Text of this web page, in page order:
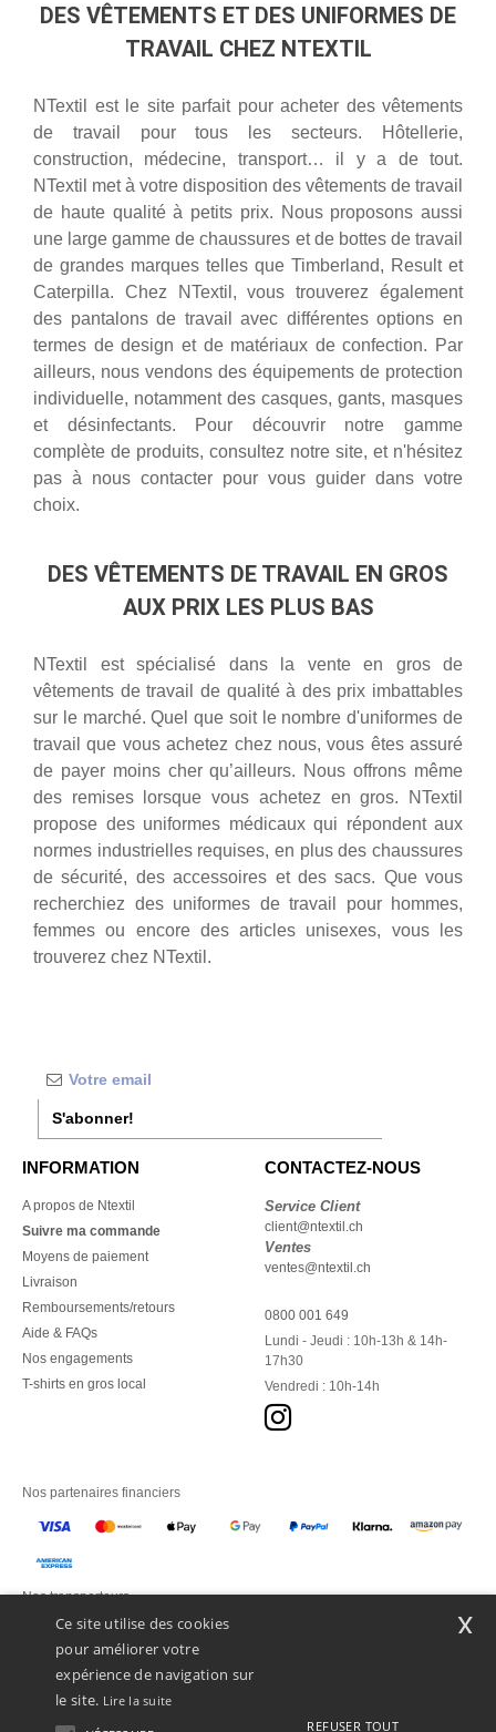
DES VÊTEMENTS ET DES UNIFORMES DE
TRAVAIL CHEZ NTEXTIL
NTextil est le site parfait pour acheter des vêtements
de travail pour tous les secteurs. Hôtellerie,
construction, médecine, transport… il y a de tout.
NTextil met à votre disposition des vêtements de travail
de haute qualité à petits prix. Nous proposons aussi
une large gamme de chaussures et de bottes de travail
de grandes marques telles que Timberland, Result et
Caterpilla. Chez NTextil, vous trouverez également
des pantalons de travail avec différentes options en
termes de design et de matériaux de confection. Par
ailleurs, nous vendons des équipements de protection
individuelle, notamment des casques, gants, masques
et désinfectants. Pour découvrir notre gamme
complète de produits, consultez notre site, et n'hésitez
pas à nous contacter pour vous guider dans votre
choix.
DES VÊTEMENTS DE TRAVAIL EN GROS
AUX PRIX LES PLUS BAS
NTextil est spécialisé dans la vente en gros de
vêtements de travail de qualité à des prix imbattables
sur le marché. Quel que soit le nombre d'uniformes de
travail que vous achetez chez nous, vous êtes assuré
de payer moins cher qu’ailleurs. Nous offrons même
des remises lorsque vous achetez en gros. NTextil
propose des uniformes médicaux qui répondent aux
normes industrielles requises, en plus des chaussures
de sécurité, des accessoires et des sacs. Que vous
recherchiez des uniformes de travail pour hommes,
femmes ou encore des articles unisexes, vous les
trouverez chez NTextil.
S'abonner!
INFORMATION
A propos de Ntextil
Suivre ma commande
Moyens de paiement
Livraison
Remboursements/retours
Aide & FAQs
Nos engagements
T-shirts en gros local
CONTACTEZ-NOUS
Service Client
client@ntextil.ch
Ventes
ventes@ntextil.ch
0800 001 649
Lundi - Jeudi : 10h-13h & 14h-
17h30
Vendredi : 10h-14h
Nos partenaires financiers
Nos transporteurs
Ce site utilise des cookies
pour améliorer votre
expérience de navigation sur
le site. Lire la suite
REFUSER TOUT
x